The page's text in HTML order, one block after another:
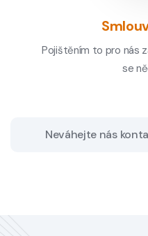
Pojištěním to pro nás
se